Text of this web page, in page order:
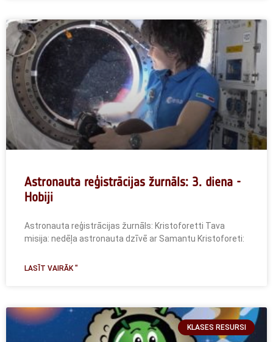
Astronauta reģistrācijas žurnāls: 3. diena -
Hobiji
Astronauta reģistrācijas žurnāls: Kristoforetti Tava
misija: nedēļa astronauta dzīvē ar Samantu Kristoforeti:
LASĪT VAIRĀK "
KLASES RESURSI